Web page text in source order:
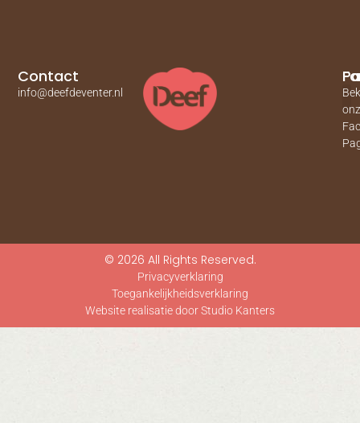
Contact
info@deefdeventer.nl
© 2026 All Rights Reserved.
Privacyverklaring
Toegankelijkheidsverklaring
Website realisatie door Studio Kanters